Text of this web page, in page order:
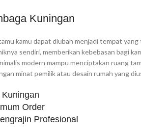
Kuningan
kamu dapat diubah menjadi tempat yang
sendiri, memberikan kebebasan bagi
modern mampu menciptakan ruang
minat pemilik atau desain rumah yang
Order
Profesional